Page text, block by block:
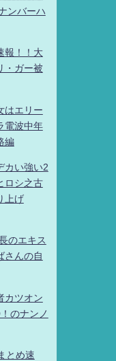
ンバーハ
報！！大
・ガー被
はエリー
電波中年
編
カい強い2
ロシ之古
上げ
のエキス
さんの自
カツオン
のナンノ
とめ速